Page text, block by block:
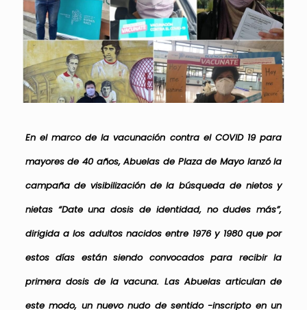
En el marco de la vacunación contra el COVID 19 para
mayores de 40 años, Abuelas de Plaza de Mayo lanzó la
campaña de visibilización de la búsqueda de nietos y
nietas “Date una dosis de identidad, no dudes más”,
dirigida a los adultos nacidos entre 1976 y 1980 que por
estos días están siendo convocados para recibir la
primera dosis de la vacuna. Las Abuelas articulan de
este modo, un nuevo nudo de sentido -inscripto en un